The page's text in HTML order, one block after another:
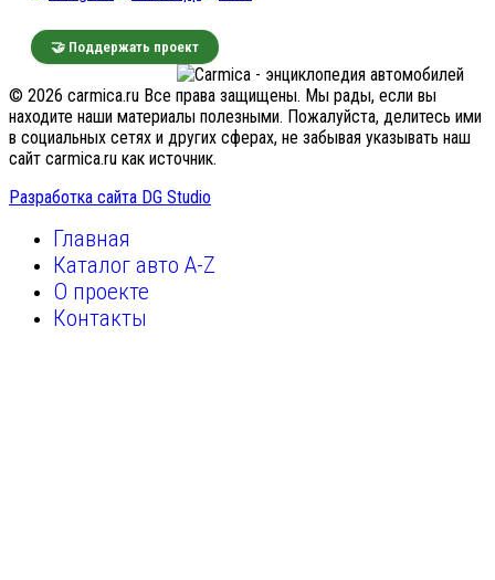
🤝 Поддержать проект
© 2026 carmica.ru Все права защищены. Мы рады, если вы
находите наши материалы полезными. Пожалуйста, делитесь ими
в социальных сетях и других сферах, не забывая указывать наш
сайт carmica.ru как источник.
Разработка сайта DG Studio
Главная
Каталог авто A-Z
О проекте
Контакты